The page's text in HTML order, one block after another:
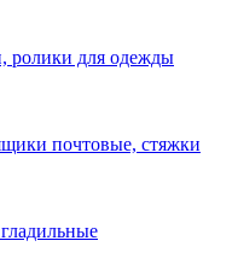
ролики для одежды
почтовые, стяжки